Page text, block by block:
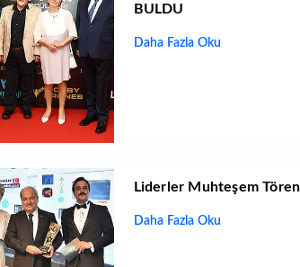
BULDU
Daha Fazla Oku
Liderler Muhteşem
Daha Fazla Oku